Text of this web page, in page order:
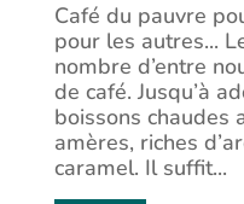
Café du pauvre
pour les autres...
nombre d’entre
de café. Jusqu’à
boissons chaudes
amères, riches
caramel. Il suffit...